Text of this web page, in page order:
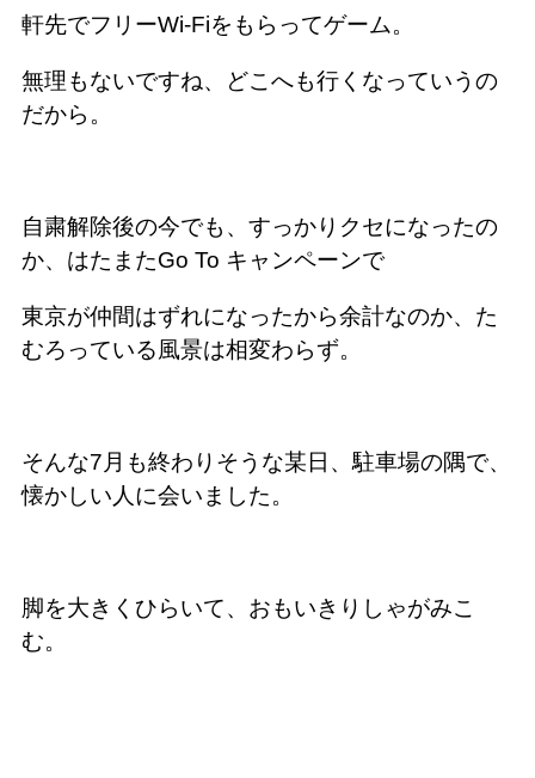
軒先でフリーWi-Fiをもらってゲーム。
無理もないですね、どこへも行くなっていうの
だから。
自粛解除後の今でも、すっかりクセになったの
か、はたまたGo To キャンペーンで
東京が仲間はずれになったから余計なのか、た
むろっている風景は相変わらず。
そんな7月も終わりそうな某日、駐車場の隅で、
懐かしい人に会いました。
脚を大きくひらいて、おもいきりしゃがみこ
む。